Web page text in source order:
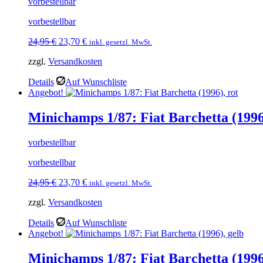
vorbestellbar
24,95€ Ursprünglicher
war:
23,70 €Aktueller
ist:
inkl. gesetzl. MwSt.
zzgl. Versandkosten
Details
Auf Wunschliste
Angebot!
Minichamps 1/87: Fiat Barchetta
vorbestellbar
vorbestellbar
24,95€ Ursprünglicher
war:
23,70 €Aktueller
ist:
inkl. gesetzl. MwSt.
zzgl. Versandkosten
Details
Auf Wunschliste
Angebot!
Minichamps 1/87: Fiat Barchetta